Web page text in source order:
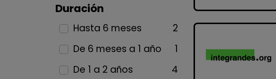
Duración
Hasta 6 meses
2
De 6 meses a 1 año
1
De 1 a 2 años
4